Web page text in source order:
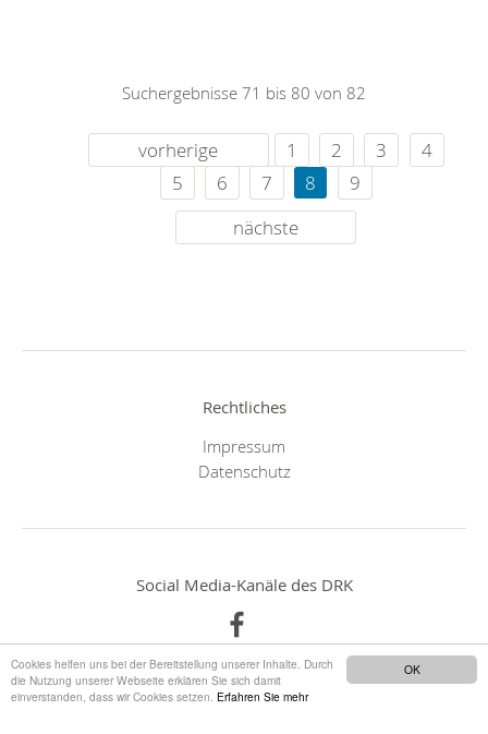
OK
Cookies helfen uns bei der Bereitstellung unserer Inhalte. Durch
die Nutzung unserer Webseite erklären Sie sich damit
einverstanden, dass wir Cookies setzen. Erfahren Sie mehr
Suchergebnisse 71 bis 80 von 82
vorherige 1 2 3
4
5
6 7 8
9
nächste
Rechtliches
Impressum
Datenschutz
Social Media-Kanäle des DRK